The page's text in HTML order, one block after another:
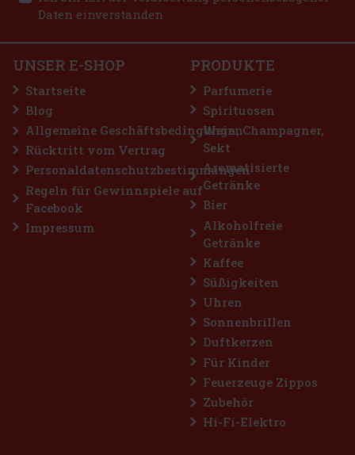
AUF LAGER(> 5 st)
eine besonders intensive Menthol-Erfrischung wünschen. Die
kraftvolle Kombination aus kühlenden Menthol-Noten sorgt für ein
sofortiges Frischegefühl und lang anhaltenden frischen Atem. Di
2.04 € ohne VAT
Airwaves Cassis Dragees Dose 64 g
AIRWAVES Cool Cassis sind zuckerfreie Kaugummis, die den
intensiven Geschmack von schwarzen Johannisbeeren mit einer
ausgeprägten Menthol-Frische verbinden. Die originelle
Daten einverstanden
UNSER E-SHOP
Startseite
Blog
Allgemeine Geschäftsbedingungen
Rücktritt vom Vertrag
Personaldatenschutzbestimmungen
Regeln für Gewinnspiele auf
Facebook
Impressum
PRODUKTE
Parfumerie
Spirituosen
Wein, Champagner,
Sekt
Aromatisierte
Getränke
Bier
Alkoholfreie
Getränke
Kaffee
Süßigkeiten
Uhren
Sonnenbrillen
Duftkerzen
Für Kinder
Feuerzeuge Zippos
Zubehör
Hi-Fi-Elektro